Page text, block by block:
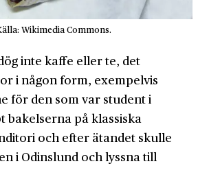
Wikimedia Commons.
inte kaffe eller te, det
i någon form, exempelvis
för den som var student i
bakelserna på klassiska
och efter ätandet skulle
i Odinslund och lyssna till